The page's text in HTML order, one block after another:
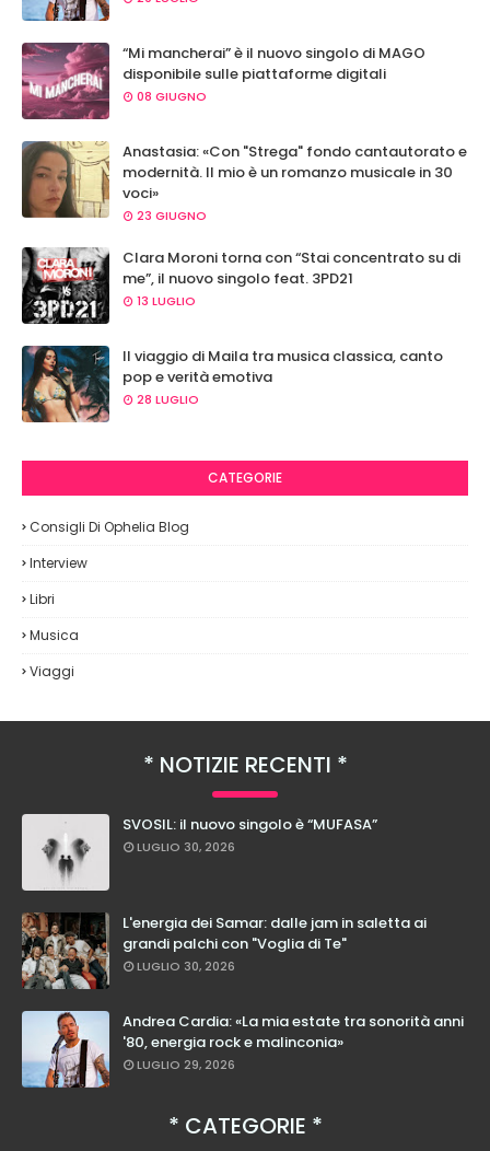
“Mi mancherai” è il nuovo singolo di MAGO
disponibile sulle piattaforme digitali
08 GIUGNO
Anastasia: «Con "Strega" fondo cantautorato e
modernità. Il mio è un romanzo musicale in 30
voci»
23 GIUGNO
Clara Moroni torna con “Stai concentrato su di
me”, il nuovo singolo feat. 3PD21
13 LUGLIO
Il viaggio di Maila tra musica classica, canto
pop e verità emotiva
28 LUGLIO
CATEGORIE
Consigli Di Ophelia Blog
Interview
Libri
Musica
Viaggi
NOTIZIE RECENTI
SVOSIL: il nuovo singolo è “MUFASA”
LUGLIO 30, 2026
L'energia dei Samar: dalle jam in saletta ai
grandi palchi con "Voglia di Te"
LUGLIO 30, 2026
Andrea Cardia: «La mia estate tra sonorità anni
'80, energia rock e malinconia»
LUGLIO 29, 2026
CATEGORIE